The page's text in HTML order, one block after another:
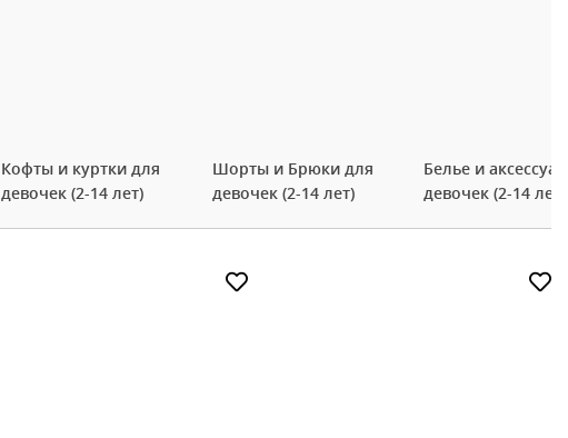
Кофты и куртки для
девочек (2-14 лет)
Шорты и Брюки для
девочек (2-14 лет)
Белье и
девочек (2-14 лет)